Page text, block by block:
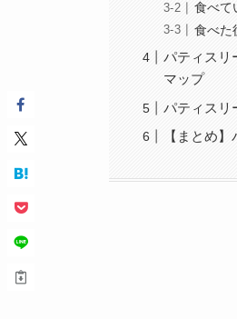
食べて
食べた
パティスリ
マップ
パティスリ
【まとめ